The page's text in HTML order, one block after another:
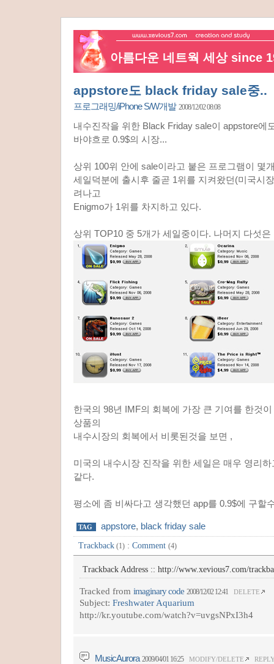
아름다운 네트웍 세상 since
appstore도 black friday sale중..
프로그래밍/iPhone S/W개발 2008/12/02 08:08
내수진작을 위한 Black Friday sale이 appstore에
바야흐로 0.9$의 시장...
상위 100위 안에 sale이라고 붙은 프로그램이 몇
세일덕분에 출시후 줄곧 1위를 지켜왔던(미국시
려나고
Enigmo가 1위를 차지하고 있다.
상위 TOP10 중 5개가 세일중이다. 나머지 다섯
한국의 98년 IMF의 회복에 가장 큰 기여를 한것
상품의
내수시장의 회복에서 비롯된것을 보면 ,
미국의 내수시장 진작을 위한 세일은 매우 영리
같다.
평소에 좀 비싸다고 생각했던 app를 0.9$에 구할
TAG appstore, black friday sale
Trackback (1) : Comment (4)
Trackback Address :: http://www.xevious7.com/
Tracked from imaginary code 2008/12/02 12:41 DELETE
Subject: Freshwater Aquarium
http://kr.youtube.com/watch?v=uvgsNPxI3h4
MusicAurora 2009/04/01 16:25 MODIFY/DELETE